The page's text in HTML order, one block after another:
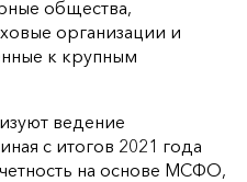
общества,
организации и
к крупным
ведение
с итогов 2021 года
на основе МСФО,